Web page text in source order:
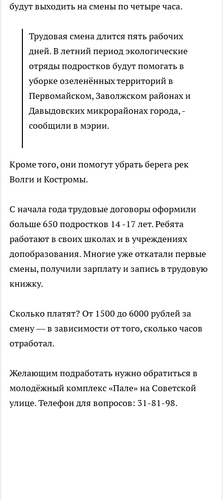
будут выходить на смены по четыре часа.
Трудовая смена длится пять рабочих
дней. В летний период экологические
отряды подростков будут помогать в
уборке озеленённых территорий в
Первомайском, Заволжском районах и
Давыдовских микрорайонах города, -
сообщили в мэрии.
Кроме того, они помогут убрать берега рек
Волги и Костромы.
С начала года трудовые договоры оформили
больше 650 подростков 14 -17 лет. Ребята
работают в своих школах и в учреждениях
допобразования. Многие уже откатали первые
смены, получили зарплату и запись в трудовую
книжку.
Сколько платят? От 1500 до 6000 рублей за
смену — в зависимости от того, сколько часов
отработал.
Желающим подработать нужно обратиться в
молодёжный комплекс «Пале» на Советской
улице. Телефон для вопросов: 31-81-98.